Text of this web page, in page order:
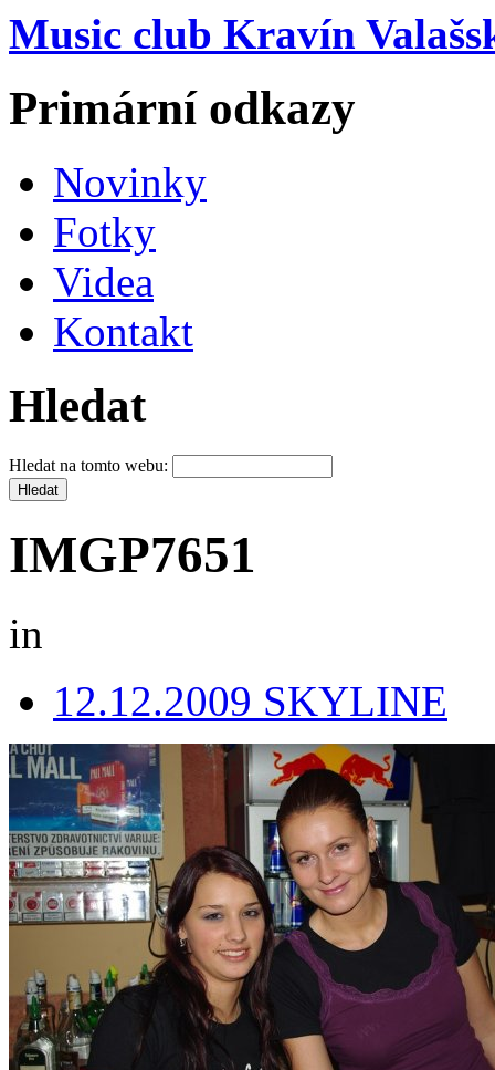
Music club Kravín
Primární odkazy
Novinky
Fotky
Videa
Kontakt
Hledat
Hledat na tomto webu:
IMGP7651
in
12.12.2009 SKYLINE